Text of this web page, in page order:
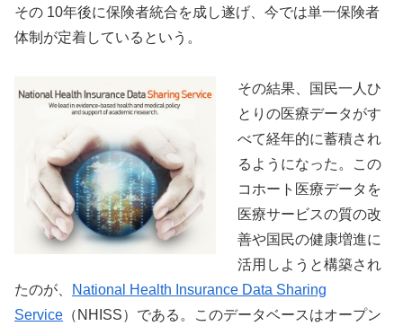
その 10年後に保険者統合を成し遂げ、今では単一保険者
体制が定着しているという。
その結果、国民一人ひ
とりの医療データがす
べて経年的に蓄積され
るようになった。この
コホート医療データを
医療サービスの質の改
善や国民の健康増進に
活用しようと構築され
たのが、
National Health Insurance Data Sharing
Service （NHISS）である。このデータベースはオープン